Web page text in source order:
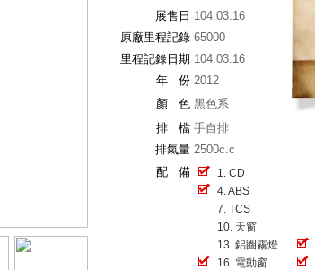
展售日 104.03.16
原廠里程記錄 65000
里程記錄日期 104.03.16
年 份 2012
顏 色 黑色系
排 檔 手自排
排氣量 2500c.c
配 備 1. CD
4. ABS
7. TCS
10. 天窗
13. 鋁圈霧燈
16. 電動窗